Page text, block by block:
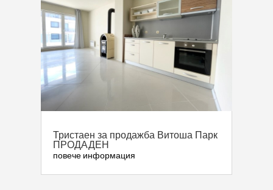
Тристаен за продажба Витоша Парк
ПРОДАДЕН
повече информация